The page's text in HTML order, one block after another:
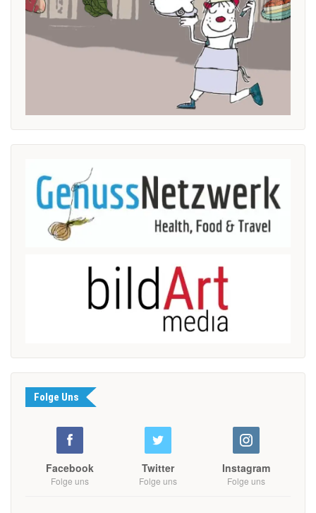
Folge Uns
Facebook
Folge uns
Twitter
Folge uns
Instagram
Folge uns